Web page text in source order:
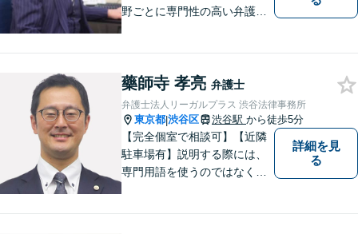
野ごとに専門性の高い弁護士
藥師寺 孝亮 弁護士
弁護士法人リーガルプラス 渋谷法律事務所
東京都|渋谷区 渋谷駅 から徒歩5分
【完全個室で相談可】【近隣
駐車場有】説明する際には、
専門用語を使うのではなく、
詳細を見
る